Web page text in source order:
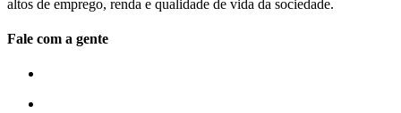
altos de emprego, renda e qualidade de vida da sociedade.
Fale com a gente